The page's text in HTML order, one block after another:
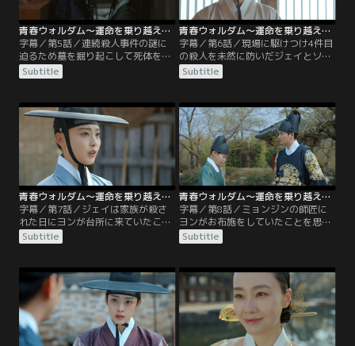
青春ウォルダム～運命を乗り越えて～ 第05話／字幕
字幕／第5話／連続殺人事件の謎に
迫るため墓を掘り起こして死体を調
べることにしたジェイ。ミョンジン
とガラム、パク士人と共に掘り起こ
れていた。一方、ソンオンはオ・マ
ンシクが売った物の中に方位磁針が
あったことをファンに改めて報告す
る。最初に受けた報告が虚偽であっ
たことを知ったファンはソンオンに
疑念を抱く。
Subtitle
青春ウォルダム～運命を乗り越えて～ 第06話／字幕
字幕／第6話／現場に駆けつけ4件目
の殺人を未然に防いだジェイとソン
オン。ジェイがけがを負いながらも
捕まえた連続殺人の犯人は星宿庁の
とを知ったジェイは家族の殺害事件
について話すが、その日の記憶が曖
昧なため忘れていることを必ず思い
出すとファンに約束する。そして証
拠を捜すため国巫の家を訪れたジェ
イはソンオンと出くわす。
Subtitle
青春ウォルダム～運命を乗り越えて～ 第07話／字幕
字幕／第7話／ジェイは家族が殺さ
れた日にヨンが台所に来ていたこと
を思い出す。そのことを伝えようと
ファンの所へ向かうが、ヨンの遺書
じられなくなり東宮殿から追放す
る。追い出されて行き場を失ったジ
ェイは萬研堂に身を寄せることにな
る。そこにジェイのパク士人が現れ
るがなかなか素直になれない。
Subtitle
青春ウォルダム～運命を乗り越えて～ 第08話／字幕
字幕／第8話／ミョンジンの師匠に
ヨンがお布施をしていたことを思い
出したガラム。話を聞こうとミョン
ジンの師匠を追うが姿が見えなくな
巫の家にあったボタンの花のお香に
ついて調べる。一方、国巫は四方案
事件の最後の文字を明かし王の目前
でマムシにかまれ絶命する。
Subtitle